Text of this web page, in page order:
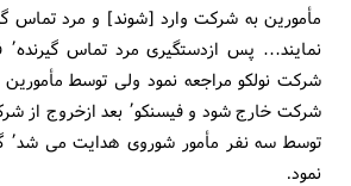
مأمورین به شرکت وارد [شوند] و مرد تماس
شرکت نولکو مراجعه نمود ولی توسط
نمود.